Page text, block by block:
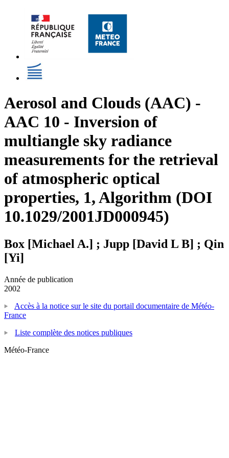
Aerosol and Clouds (AAC) -
AAC 10 - Inversion of
multiangle sky radiance
measurements for the retrieval
of atmospheric optical
properties, 1, Algorithm (DOI
10.1029/2001JD000945)
Box [Michael A.] ; Jupp [David L B] ; Qin
[Yi]
Année de publication
2002
Accès à la notice sur le site du portail documentaire de Météo-
France
Liste complète des notices publiques
Météo-France